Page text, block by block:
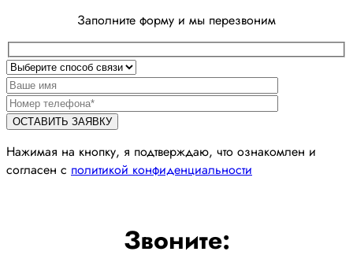
Заполните форму и мы перезвоним
Нажимая на кнопку, я подтверждаю, что ознакомлен и
согласен с политикой конфиденциальности
Звоните: